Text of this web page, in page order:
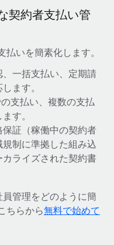
契約者支払い管
いを簡素化します。
一括支払い、定期請
ます。
支払い、複数の支払
す。
保証（稼働中の契約者
制に準拠した組み込
ライズされた契約書
管理をどのように簡
ちらから無料で始めて